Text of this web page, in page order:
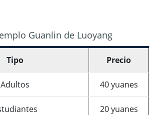
Guanlin de Luoyang
Tipo Precio
Adultos 40 yuanes
20 yuanes